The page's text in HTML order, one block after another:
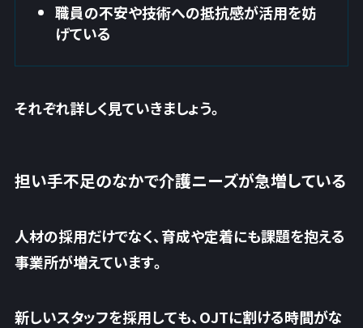
職員の不安や技術への抵抗感が活用を妨
げている
それぞれ詳しく見ていきましょう。
担い手不足のなかで介護ニーズが急増している
人材の採用だけでなく、育成や定着にも課題を抱える
事業所が増えています。
新しいスタッフを採用しても、OJTに割ける時間がな